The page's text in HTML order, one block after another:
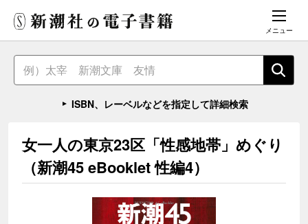
メニュー
ISBN、レーベルなどを指定して詳細検索
女一人の東京23区「性感地帯」めぐり
（新潮45 eBooklet 性編4）